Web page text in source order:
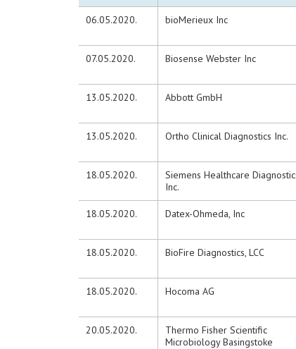
06.05.2020. bioMerieux Inc
07.05.2020. Biosense Webster Inc
13.05.2020. Abbott GmbH
13.05.2020. Ortho Clinical Diagnostics Inc.
18.05.2020.
Siemens Healthcare
Inc.
18.05.2020. Datex-Ohmeda, Inc
18.05.2020. BioFire Diagnostics, LCC
18.05.2020. Hocoma AG
20.05.2020.
Thermo Fisher Scientific
Microbiology Basingstoke